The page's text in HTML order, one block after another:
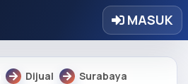
MASUK
Dijual
Surabaya